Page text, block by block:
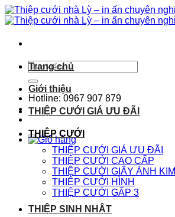
Chuyển
đến
dung
Tìm
kiếm:
Hotline: 0967 907 879
Trang chủ
Giới thiệu
THIỆP CƯỚI GIÁ ƯU ĐÃI
THIỆP CƯỚI
THIỆP CƯỚI GIÁ ƯU ĐÃI
THIỆP CƯỚI CAO CẤP
THIỆP CƯỚI GIẤY ÁNH KIM
THIỆP CƯỚI HÌNH
THIỆP CƯỚI GẤP 3
THIỆP SINH NHẬT